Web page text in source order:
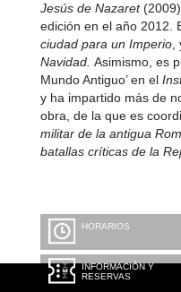
Jesús de Nazaret
edición en el año 2012.
ciudad para un Imperio,
Navidad. Asimismo, es
Mundo Antiguo’ en el
y ha impartido más de
obra, de la que es
militar de la antigua
batallas críticas de la
HORARIOS
INFORMACIÓN Y
RESERVAS